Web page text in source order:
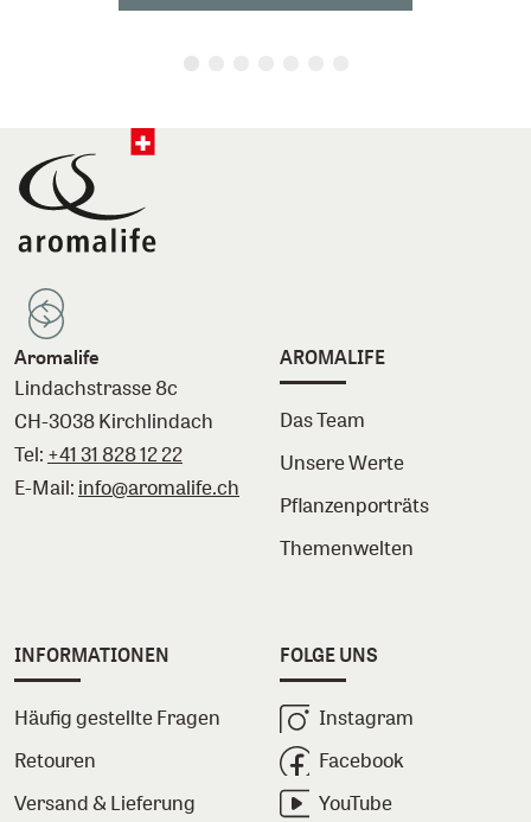
Aromalife
Lindachstrasse 8c
CH-3038 Kirchlindach
Tel: +41 31 828 12 22
E-Mail: info@aromalife.ch
AROMALIFE
Das Team
Unsere Werte
Pflanzenporträts
Themenwelten
INFORMATIONEN
Häufig gestellte Fragen
Retouren
Versand & Lieferung
FOLGE UNS
Instagram
Facebook
YouTube